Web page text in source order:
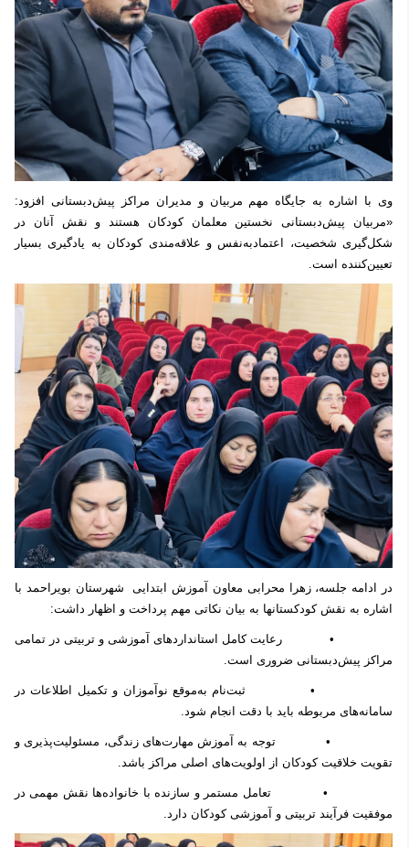
وی با اشاره به جایگاه مهم مربیان و مدیران مراکز پیش‌دبستانی افزود:
«مربیان پیش‌دبستانی نخستین معلمان کودکان هستند و نقش آنان در
شکل‌گیری شخصیت، اعتمادبه‌نفس و علاقه‌مندی کودکان به یادگیری بسیار
تعیین‌کننده است.
در ادامه جلسه، زهرا محرابی معاون آموزش ابتدایی شهرستان بویراحمد با
اشاره به نقش کودکستانها به بیان نکاتی مهم پرداخت و اظهار داشت:
• رعایت کامل استانداردهای آموزشی و تربیتی در تمامی
مراکز پیش‌دبستانی ضروری است.
• ثبت‌نام به‌موقع نوآموزان و تکمیل اطلاعات در
سامانه‌های مربوطه باید با دقت انجام شود.
• توجه به آموزش مهارت‌های زندگی، مسئولیت‌پذیری و
تقویت خلاقیت کودکان از اولویت‌های اصلی مراکز باشد.
• تعامل مستمر و سازنده با خانواده‌ها نقش مهمی در
موفقیت فرآیند تربیتی و آموزشی کودکان دارد.